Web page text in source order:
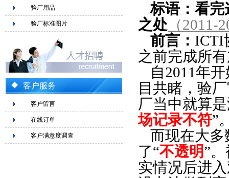
验厂用品
验厂标准图片
客户服务
客户留言
在线订单
客户满意度调查
标语： 看完
之处 （2011-
前言： ICTI
之前完成所
自2011年
目共睹，验
厂当中就算
场记录不符”
而现在大
了“不透明”
实情况后进